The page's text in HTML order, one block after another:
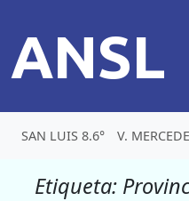
ANSL
SAN LUIS 8.6° V.
Etiqueta: